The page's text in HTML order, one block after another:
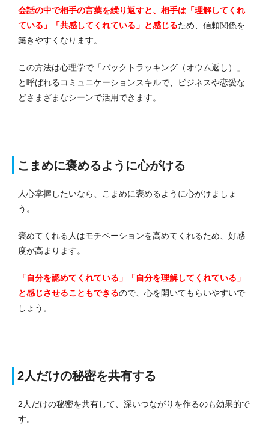
会話の中で相手の言葉を繰り返すと、相手は「理解してくれ
ている」「共感してくれている」と感じるため、信頼関係を
築きやすくなります。
この方法は心理学で「バックトラッキング（オウム返し）」
と呼ばれるコミュニケーションスキルで、ビジネスや恋愛な
どさまざまなシーンで活用できます。
こまめに褒めるように心がける
人心掌握したいなら、こまめに褒めるように心がけましょ
う。
褒めてくれる人はモチベーションを高めてくれるため、好感
度が高まります。
「自分を認めてくれている」「自分を理解してくれている」
と感じさせることもできるので、心を開いてもらいやすいで
しょう。
2人だけの秘密を共有する
2人だけの秘密を共有して、深いつながりを作るのも効果的で
す。